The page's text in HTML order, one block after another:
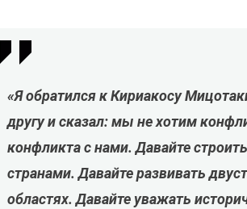
«Я обратился к Кириакосу
другу и сказал: мы не хотим
конфликта с нами. Давайте
странами. Давайте развивать
областях. Давайте уважать